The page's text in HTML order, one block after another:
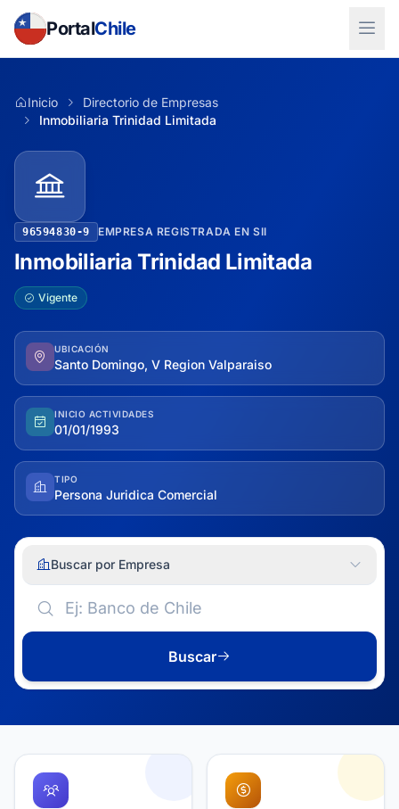
PortalChile
Inicio
Directorio de Empresas
Inmobiliaria Trinidad Limitada
96594830-9 EMPRESA REGISTRADA EN SII
Inmobiliaria Trinidad Limitada
Vigente
UBICACIÓN
Santo Domingo, V Region Valparaiso
INICIO ACTIVIDADES
01/01/1993
TIPO
Persona Juridica Comercial
Buscar por Empresa
Buscar